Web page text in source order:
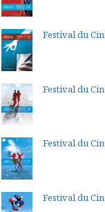
Festival du
Festival du
Festival du
Festival du